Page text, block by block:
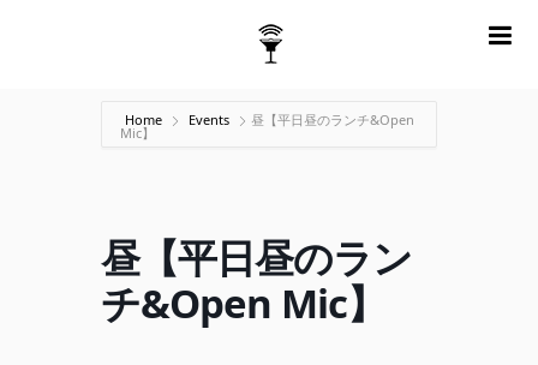
Home Events 昼【平日昼のランチ&Open
Mic】
昼【平日昼のラン
チ&Open Mic】